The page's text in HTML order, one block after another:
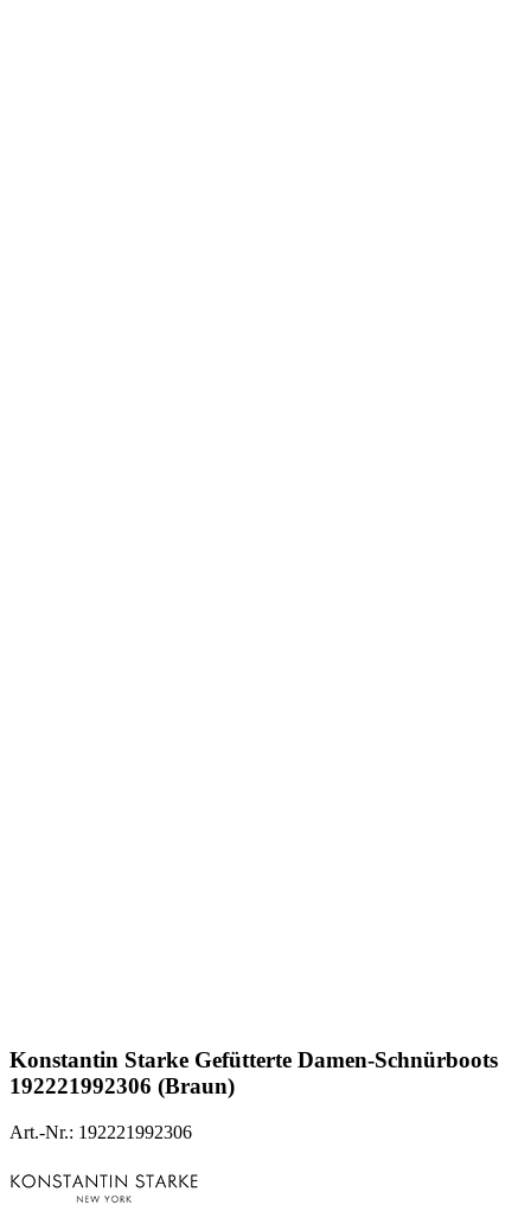
Konstantin Starke Gefütterte Damen-Schnürboots
192221992306 (Braun)
Art.-Nr.: 192221992306